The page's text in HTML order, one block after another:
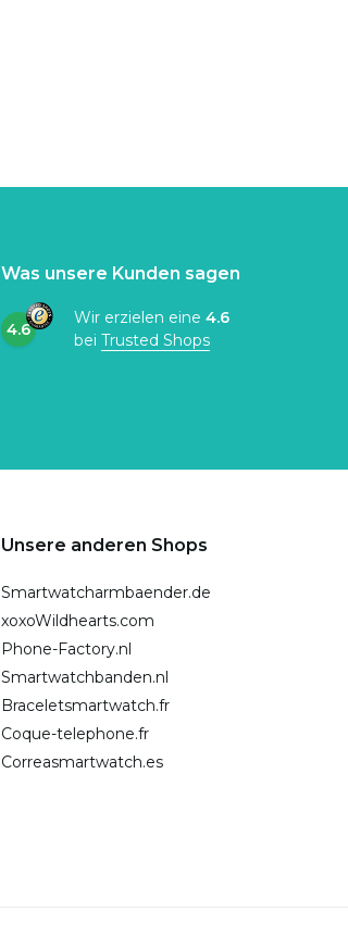
Was unsere Kunden sagen
4.6
Wir erzielen eine 4.6
bei Trusted Shops
Unsere anderen Shops
Smartwatcharmbaender.de
xoxoWildhearts.com
Phone-Factory.nl
Smartwatchbanden.nl
Braceletsmartwatch.fr
Coque-telephone.fr
Correasmartwatch.es